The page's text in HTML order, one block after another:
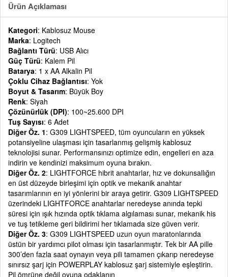
Ürün Açıklaması
Kategori: Kablosuz Mouse
Marka: Logitech
Bağlantı Türü: USB Alıcı
Güç Türü: Kalem Pil
Batarya: 1 x AA Alkalin Pil
Çoklu Cihaz Bağlantısı: Yok
Boyut & Tasarım: Büyük Boy
Renk: Siyah
Çözünürlük (DPI): 100~25.600 DPI
Tuş Sayısı: 6 Adet
Diğer Öz. 1: G309 LIGHTSPEED, tüm oyuncuların en yüksek
potansiyeline ulaşması için tasarlanmış gelişmiş kablosuz
teknolojisi sunar. Performansınızı optimize edin, engelleri en aza
indirin ve kendinizi maksimum oyuna bırakın.
Diğer Öz. 2: LIGHTFORCE hibrit anahtarlar, hız ve dokunsallığın
en üst düzeyde birleşimi için optik ve mekanik anahtar
tasarımlarının en iyi yönlerini bir araya getirir. G309 LIGHTSPEED
üzerindeki LIGHTFORCE anahtarlar neredeyse anında tepki
süresi için ışık hızında optik tıklama algılaması sunar, mekanik his
ve tuş tetikleme geri bildirimi her tıklamada size güven verir.
Diğer Öz. 3: G309 LIGHTSPEED uzun oyun maratonlarında
üstün bir yardımcı pilot olması için tasarlanmıştır. Tek bir AA pille
300’den fazla saat oynayın veya pili tamamen çıkarıp neredeyse
sınırsız şarj için POWERPLAY kablosuz şarj sistemiyle eşleştirin.
Pil ömrüne değil oyuna odaklanın